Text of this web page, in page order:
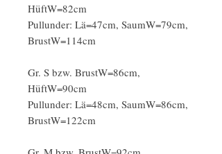
HüftW=82cm
Pullunder: Lä=47cm, SaumW=79cm,
BrustW=114cm
Gr. S bzw. BrustW=86cm,
HüftW=90cm
Pullunder: Lä=48cm, SaumW=86cm,
BrustW=122cm